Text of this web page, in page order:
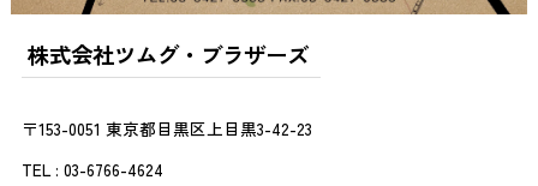
株式会社ツムグ・ブラザーズ
〒153-0051 東京都目黒区上目黒3-42-23
TEL : 03-6766-4624